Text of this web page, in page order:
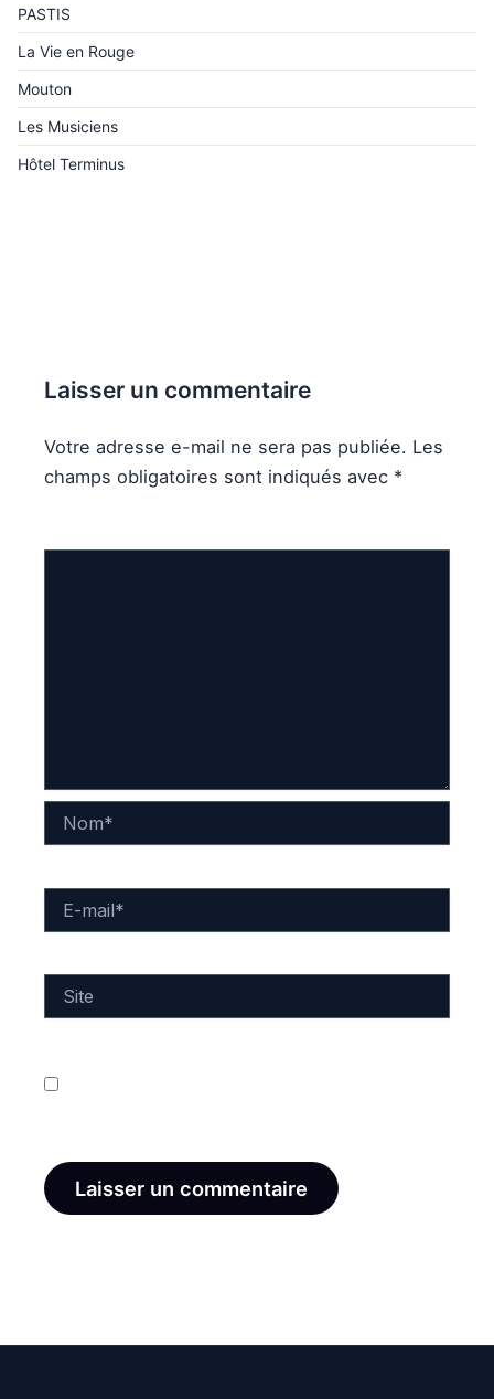
PASTIS
La Vie en Rouge
Mouton
Les Musiciens
Hôtel Terminus
Laisser un commentaire
Votre adresse e-mail ne sera pas publiée. Les
champs obligatoires sont indiqués avec *
mail*